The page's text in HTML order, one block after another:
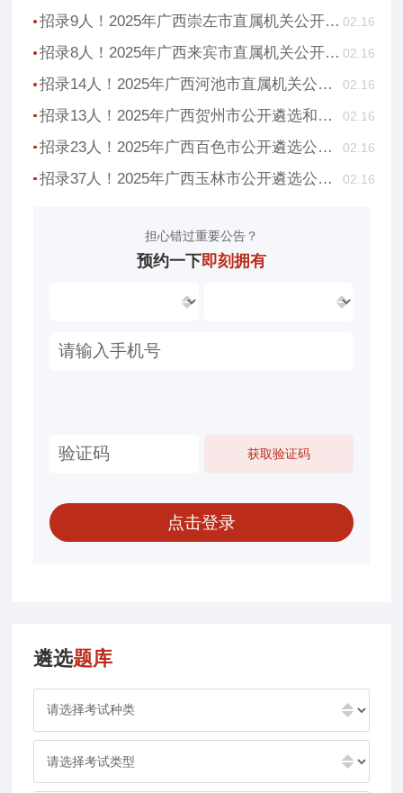
招录9人！2025年广西崇左市直属机关公开遴选公务员公告 02.16
招录8人！2025年广西来宾市直属机关公开遴选公务员公告 02.16
招录14人！2025年广西河池市直属机关公开遴选公务员公告 02.16
招录13人！2025年广西贺州市公开遴选和公开选调公务员公告 02.16
招录23人！2025年广西百色市公开遴选公务员公告 02.16
招录37人！2025年广西玉林市公开遴选公务员公告 02.16
担心错过重要公告？
预约一下即刻拥有
遴选题库